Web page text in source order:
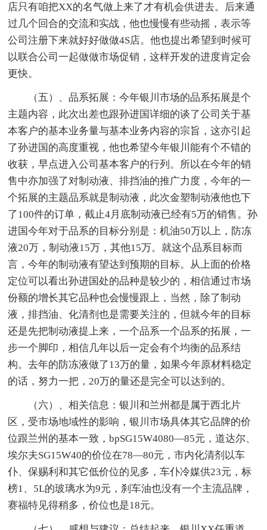
店只有咱把XX的名气做上来了才有机会供进去。后来通
过几个回合的交流和实战，他也慢慢有些动摇，表示等
公司注册下来就好好做做4S店。他也提出希望到时候可
以联合公司一起做做市场促销，这样开发的进度肯定会
更快。
（五）、品系拓展：今年银川市场的品系拓展是个
主题内容，此次出差也跟孙进国详细的谈了公司关于基
本客户的基本业务量与基本业务内容的宗旨，这亦引起
了孙进国的高度重视，他也希望今年银川能有个不错的
收获，早点进入公司基本客户的行列。所以在今年的销
售中亦加强了对制动液、排挡油的推广力度，今年的一
个拓展的主题品系就是制动液，此次金塑制动液他也下
了100件的订单，截止4月底制动液已经有5万的销售。孙
进国今年对于品系的目标分别是：机油50万以上，防冻
液20万，制动液15万，其他15万。就这个品系目标而
言，今年的制动液有望达到预期的目标。从上面的价格
定位可以看出孙进国处的品种是较少的，相信通过市场
份额的增长其它品种也会慢慢跟上，当然，除了制动
液，排挡油、化清剂也是需要关注的，但就今年的目标
还是先把制动液提上来，一个品系一个品系的拓展，一
步一个脚印，相信几年以后一定会有个均衡的品系结
构。去年的防冻液做了13万的量，如果今年原材料稳定
的话，努力一把，20万的量还是完全可以达到的。
（六）、相关信息：银川和兰州都是属于西北片
区，受市场地域性的影响，银川市场具体其它品牌的价
位跟兰州的基本一致，bpSG15W4080—85元，道达尔、
埃尔夫SG15W40的价位在78—80元，市内化清剂以车
仆、保赐利和其它低价位的见多，车仆冷媒供23元，标
榜1、5L的玻璃水为9元，刹车油也没有一个主流品牌，
赛福特见得稍多，价位也是18元。